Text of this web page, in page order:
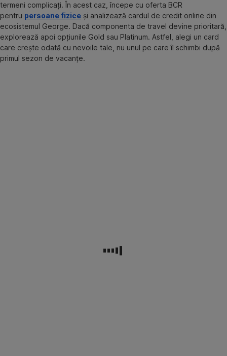
termeni complicați. În acest caz, începe cu oferta BCR
pentru persoane fizice și analizează cardul de credit online din
ecosistemul George. Dacă componenta de travel devine prioritară,
explorează apoi opțiunile Gold sau Platinum. Astfel, alegi un card
care crește odată cu nevoile tale, nu unul pe care îl schimbi după
primul sezon de vacanțe.